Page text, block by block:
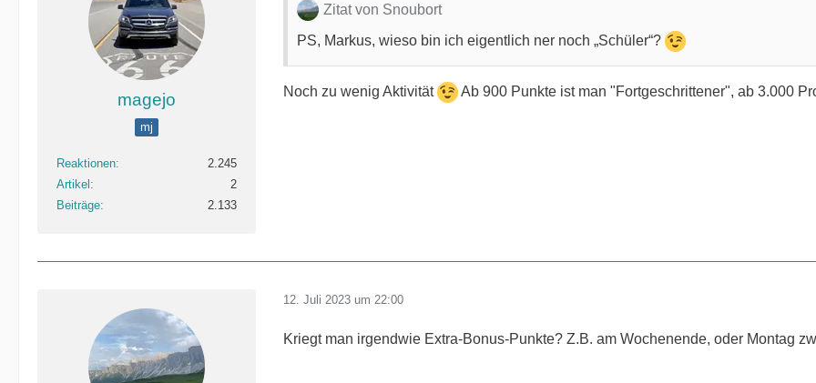
magejo
mj
Reaktionen
2.245
Artikel
2
Beiträge
2.133
Zitat von Snoubort
PS, Markus, wieso bin ich eigentlich ner noch „Schüler“?
Noch zu wenig Aktivität Ab 900 Punkte ist man "Fortgeschrittener", ab 3.000
12. Juli 2023 um 22:00
Kriegt man irgendwie Extra-Bonus-Punkte? Z.B. am Wochenende, oder Montag